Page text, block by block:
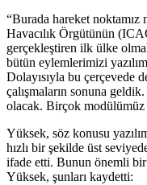
“Burada hareket noktamız
Havacılık Örgütünün
gerçekleştiren ilk ülke
bütün eylemlerimizi
Dolayısıyla bu çerçevede
çalışmaların sonuna
olacak. Birçok modülümüz
Yüksek, söz konusu
hızlı bir şekilde üst
ifade etti. Bunun önemli
Yüksek, şunları kaydetti: